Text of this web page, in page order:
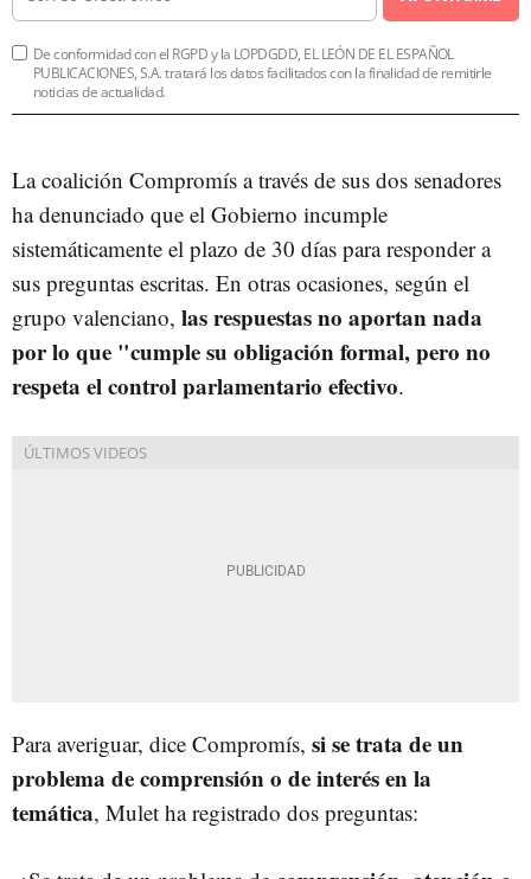
De conformidad con el RGPD y la LOPDGDD, EL LEÓN DE EL ESPAÑOL
PUBLICACIONES, S.A. tratará los datos facilitados con la finalidad de remitirle
noticias de actualidad.
La coalición Compromís a través de sus dos senadores
ha denunciado que el Gobierno incumple
sistemáticamente el plazo de 30 días para responder a
sus preguntas escritas. En otras ocasiones, según el
grupo valenciano, las respuestas no aportan nada
por lo que "cumple su obligación formal, pero no
respeta el control parlamentario efectivo.
Para averiguar, dice Compromís, si se trata de un
problema de comprensión o de interés en la
temática, Mulet ha registrado dos preguntas: